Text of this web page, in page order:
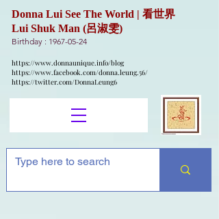
Donna Lui See The World | 看世界
Lui Shuk Man (呂淑雯)
Birthday : 1967-05-24
https://www.donnaunique.info/blog
https://www.facebook.com/donna.leung.56/
https://twitter.com/DonnaLeung6